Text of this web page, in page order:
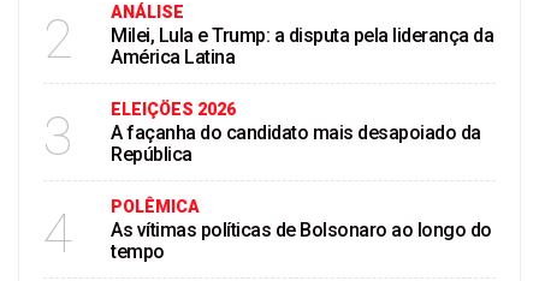
2 ANÁLISE
Milei, Lula e Trump: a disputa pela liderança da
América Latina
3 ELEIÇÖES 2026
A façanha do candidato mais desapoiado da
República
4 POLÊMICA
As vítimas políticas de Bolsonaro ao longo do
tempo